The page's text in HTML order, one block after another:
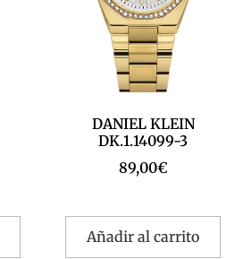
DANIEL KLEIN
DK.1.14099-3
89,00€
Añadir al carrito